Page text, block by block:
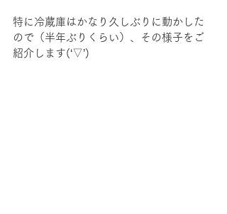
特に冷蔵庫はかなり久しぶりに動かした
ので（半年ぶりくらい）、その様子をご
紹介します(‘▽’)